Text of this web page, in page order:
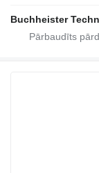
Buchheister